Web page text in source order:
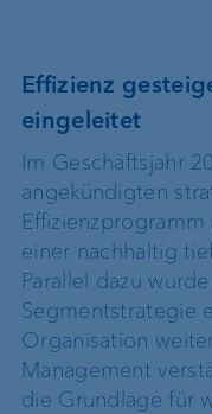
Effizienz
eingeleitet
Im Geschäftsjahr
angekündigten
einer nachhaltig
Parallel dazu
Segmentstrategie
Organisation
Management
die Grundlage für